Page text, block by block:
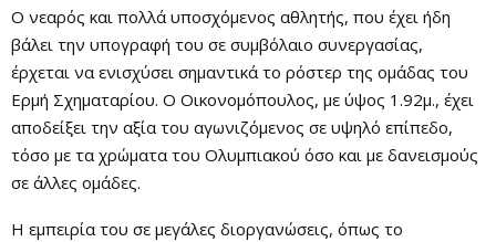
Ο νεαρός και πολλά υποσχόμενος αθλητής, που έχει ήδη
βάλει την υπογραφή του σε συμβόλαιο συνεργασίας,
έρχεται να ενισχύσει σημαντικά το ρόστερ της ομάδας του
Ερμή Σχηματαρίου. Ο Οικονομόπουλος, με ύψος 1.92μ., έχει
αποδείξει την αξία του αγωνιζόμενος σε υψηλό επίπεδο,
τόσο με τα χρώματα του Ολυμπιακού όσο και με δανεισμούς
σε άλλες ομάδες.
Η εμπειρία του σε μεγάλες διοργανώσεις, όπως το